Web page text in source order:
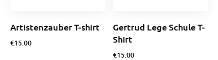
Artistenzauber T-shirt
€15.00
Gertrud Lege Schule T-
Shirt
€15.00